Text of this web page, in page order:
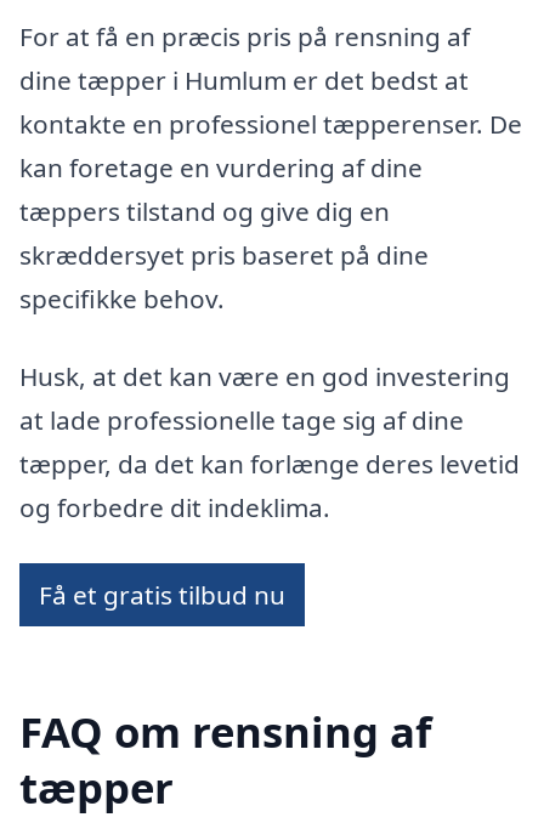
For at få en præcis pris på rensning af
dine tæpper i Humlum er det bedst at
kontakte en professionel tæpperenser. De
kan foretage en vurdering af dine
tæppers tilstand og give dig en
skræddersyet pris baseret på dine
specifikke behov.
Husk, at det kan være en god investering
at lade professionelle tage sig af dine
tæpper, da det kan forlænge deres levetid
og forbedre dit indeklima.
Få et gratis tilbud nu
FAQ om rensning af
tæpper